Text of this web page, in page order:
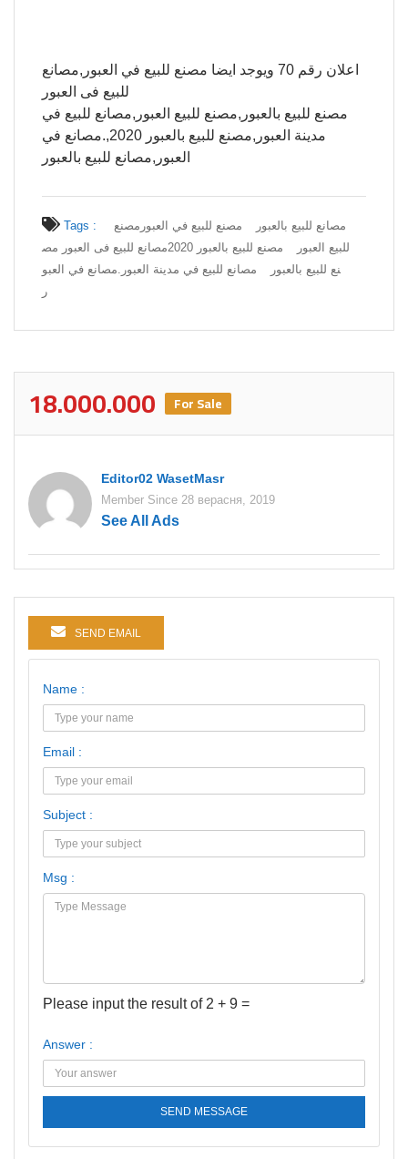
اعلان رقم 70 ويوجد ايضا مصنع للبيع في العبور,مصانع
للبيع فى العبور
مصنع للبيع بالعبور,مصنع للبيع العبور,مصانع للبيع في
مدينة العبور,مصنع للبيع بالعبور 2020,.مصانع في
العبور,مصانع للبيع بالعبور
Tags : مصانع للبيع بالعبور مصنع للبيع في العبور مصنع
للبيع العبور
مصنع للبيع بالعبور 2020
مصانع للبيع فى العبور مص
نع للبيع بالعبور
مصانع للبيع في مدينة العبور .مصانع في العبو
ر
18.000.000 For Sale
Editor02 WasetMasr
Member Since 28 верасня, 2019
See All Ads
SEND EMAIL
Name :
Email :
Subject :
Msg :
Please input the result of 2 + 9 =
Answer :
SEND MESSAGE